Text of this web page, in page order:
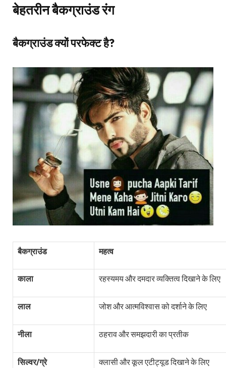
बेहतरीन बैकग्राउंड रंग
बैकग्राउंड क्यों परफेक्ट है?
बैकग्राउंड महत्व
काला रहस्यमय और दमदार व्यक्तित्व दिखाने के लिए
लाल जोश और आत्मविश्वास को दर्शाने के लिए
नीला ठहराव और समझदारी का प्रतीक
सिल्वर/ग्रे क्लासी और कूल एटीट्यूड दिखाने के लिए